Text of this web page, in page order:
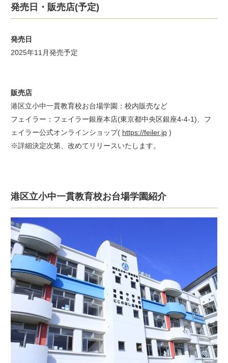
発売日・販売店(予定)
発売日
2025年11月発売予定
販売店
港区立小中一貫教育校お台場学園：校内販売など
フェイラー：フェイラー銀座本店(東京都中央区銀座4-4-1)、フ
ェイラー公式オンラインショップ( https://feiler.jp)
※詳細決定次第、改めてリリースいたします。
港区立小中一貫教育校お台場学園紹介